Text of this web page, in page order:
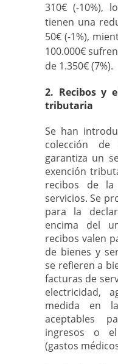
310€ (-10%),
tienen una
50€ (-1%),
100.000€
de 1.350€ (7%).
2. Recibos y
tributaria
Se han
colección de
garantiza un
exención
recibos de
servicios. Se
para la
encima del
recibos valen
de bienes y
se refieren a
facturas de
electricidad,
medida en
aceptables
ingresos o
(gastos